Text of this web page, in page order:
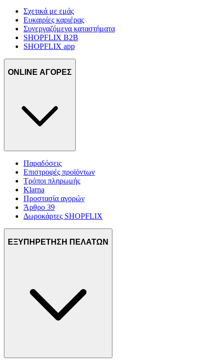
Σχετικά με εμάς
Ευκαιρίες καριέρας
Συνεργαζόμενα καταστήματα
SHOPFLIX B2B
SHOPFLIX app
ONLINE ΑΓΟΡΕΣ
Παραδόσεις
Επιστροφές προϊόντων
Τρόποι πληρωμής
Klarna
Προστασία αγορών
Άρθρο 39
Δωροκάρτες SHOPFLIX
ΕΞΥΠΗΡΕΤΗΣΗ ΠΕΛΑΤΩΝ